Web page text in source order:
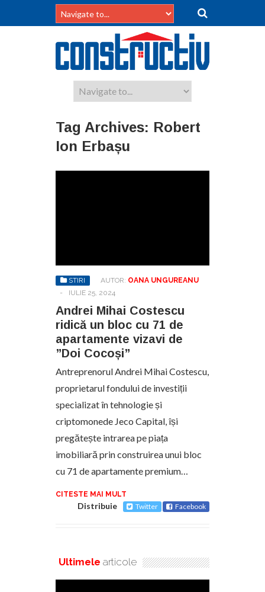
Tag Archives: Robert
Ion Erbașu
STIRI AUTOR: OANA UNGUREANU
-
IULIE 25, 2024
Andrei Mihai Costescu
ridică un bloc cu 71 de
apartamente vizavi de
”Doi Cocoși”
Antreprenorul Andrei Mihai Costescu,
proprietarul fondului de investiții
specializat în tehnologie și
criptomonede Jeco Capital, își
pregătește intrarea pe piața
imobiliară prin construirea unui bloc
cu 71 de apartamente premium…
CITESTE MAI MULT
Distribuie Twitter Facebook
Ultimele articole